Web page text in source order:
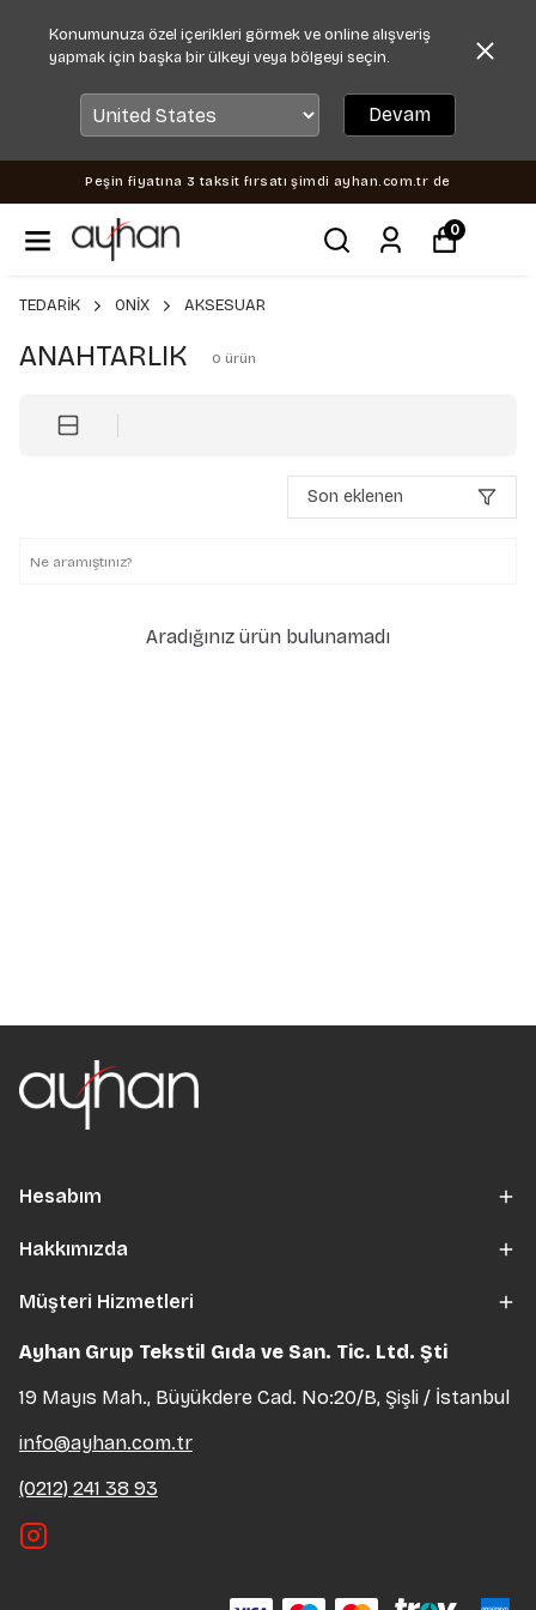
Konumunuza özel içerikleri görmek ve online alışveriş
yapmak için başka bir ülkeyi veya bölgeyi seçin.
Devam
Peşin fiyatına 3 taksit fırsatı şimdi ayhan.com.tr de
0
TEDARİK ONİX AKSESUAR
ANAHTARLIK 0 ürün
Son eklenen
Aradığınız ürün bulunamadı
Hesabım
Hakkımızda
Müşteri Hizmetleri
Ayhan Grup Tekstil Gıda ve San. Tic. Ltd. Şti
19 Mayıs Mah., Büyükdere Cad. No:20/B, Şişli / İstanbul
info@ayhan.com.tr
(0212) 241 38 93